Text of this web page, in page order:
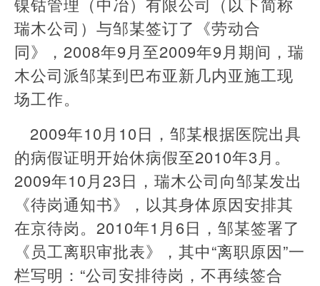
瑞木公司）与邹某签订了《劳动合
同》，2008年9月至2009年9月期间，瑞
木公司派邹某到巴布亚新几内亚施工现
场工作。
2009年10月10日，邹某根据医院出具
的病假证明开始休病假至2010年3月。
2009年10月23日，瑞木公司向邹某发出
《待岗通知书》，以其身体原因安排其
在京待岗。2010年1月6日，邹某签署了
《员工离职审批表》，其中“离职原因”一
栏写明：“公司安排待岗，不再续签合